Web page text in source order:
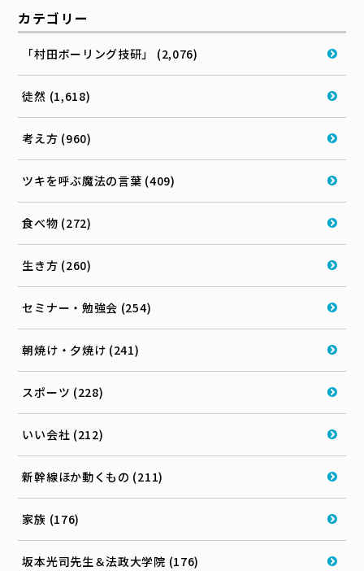
カテゴリー
「村田ボーリング技研」 (2,076)
徒然 (1,618)
考え方 (960)
ツキを呼ぶ魔法の言葉 (409)
食べ物 (272)
生き方 (260)
セミナー・勉強会 (254)
朝焼け・夕焼け (241)
スポーツ (228)
いい会社 (212)
新幹線ほか動くもの (211)
家族 (176)
坂本光司先生＆法政大学院 (176)